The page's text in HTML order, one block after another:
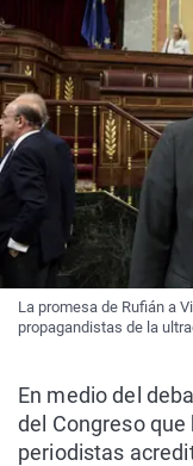
La promesa de Rufián a
propagandistas de la
En medio del
del Congreso
periodistas